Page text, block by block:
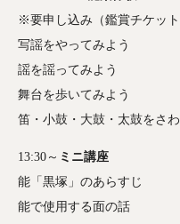
※要申し込み（鑑賞チケット
写謡をやってみよう
謡を謡ってみよう
舞台を歩いてみよう
笛・小鼓・大鼓・太鼓をさ
13:30～ ミニ講座
能「黒塚」のあらすじ
能で使用する面の話